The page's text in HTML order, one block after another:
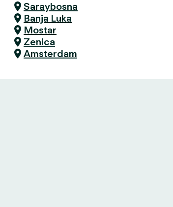
Saraybosna
Banja Luka
Mostar
Zenica
Amsterdam